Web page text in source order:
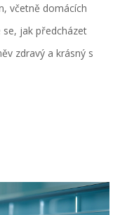
včetně domácích
jak předcházet
zdravý a krásný s